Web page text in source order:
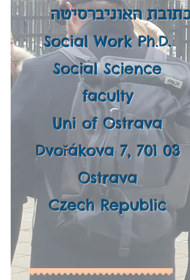
וכתובת האוניברסיטה
Social Work Ph.D.
Social Science
faculty
Uni of Ostrava
Dvořákova 7, 701 03
Ostrava
Czech Republic